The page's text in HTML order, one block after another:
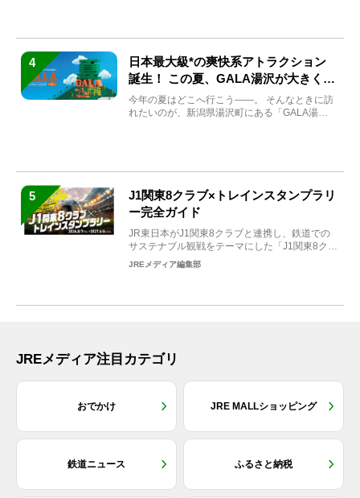
4
日本最大級*の爽快系アトラクション
誕生！ この夏、GALA湯沢が大きく生
まれ変わる
今年の夏はどこへ行こう――。 そんなときに訪
れたいのが、新潟県湯沢町にある「GALA湯
5
J1関東8クラブ×トレインスタンプラリ
ー完全ガイド
JR東日本がJ1関東8クラブと連携し、鉄道での
サステナブル観戦をテーマにした「J1関東8クラ
ブ×トレイン...
JREメディア編集部
JREメディア注目カテゴリ
おでかけ JRE MALLショッピング
鉄道ニュース ふるさと納税